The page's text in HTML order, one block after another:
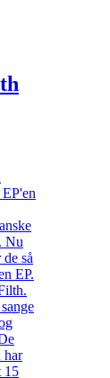
Nu
så
EP.
har
15